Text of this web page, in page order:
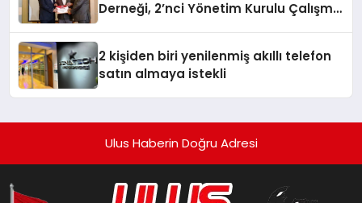
Derneği, 2’nci Yönetim Kurulu Çalışma
2 kişiden biri yenilenmiş akıllı telefon
satın almaya istekli
Ulus Haberin Doğru Adresi